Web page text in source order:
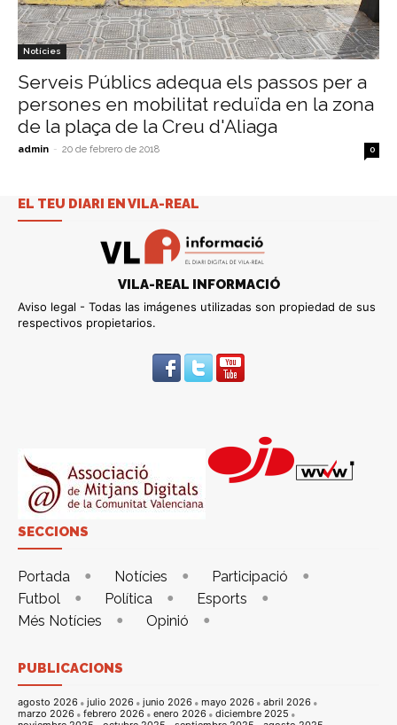
Notícies
Serveis Públics adequa els passos per a
persones en mobilitat reduïda en la zona
de la plaça de la Creu d'Aliaga
admin - 20 de febrero de 2018 0
EL TEU DIARI EN VILA-REAL
VILA-REAL INFORMACIÓ
Aviso legal - Todas las imágenes utilizadas son propiedad de sus
respectivos propietarios.
SECCIONS
Portada Notícies
Participació
Futbol
Política
Esports
Més Notícies
Opinió
PUBLICACIONS
agosto 2026 julio 2026 junio 2026 mayo 2026
abril 2026
marzo 2026
febrero 2026 enero 2026
diciembre 2025